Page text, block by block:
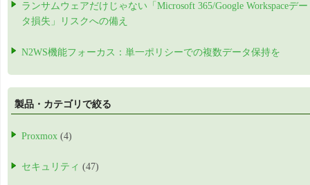
ランサムウェアだけじゃない「Microsoft 365/Google Workspaceデー
タ損失」リスクへの備え
N2WS機能フォーカス：単一ポリシーでの複数データ保持を
製品・カテゴリで絞る
Proxmox (4)
セキュリティ (47)